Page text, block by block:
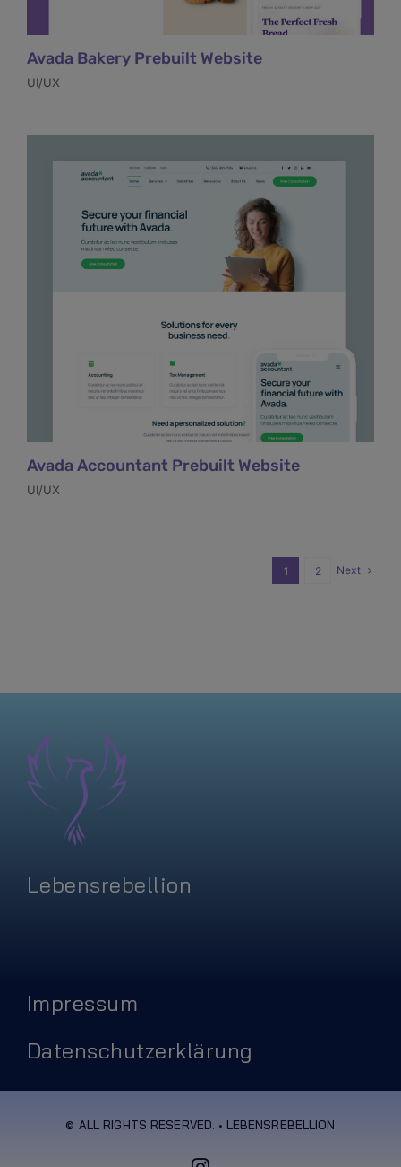
Avada Bakery Prebuilt Website
UI/UX
Avada Accountant Prebuilt Website
UI/UX
1 2 Next
Lebensrebellion
Impressum
Datenschutzerklärung
© ALL RIGHTS RESERVED. • LEBENSREBELLION